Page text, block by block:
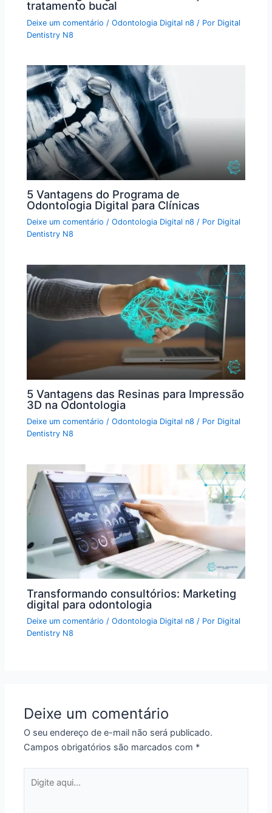
tratamento bucal
Deixe um comentário /Odontologia Digital n8 / Por Digital
Dentistry N8
5 Vantagens do Programa de
Odontologia Digital para Clínicas
Deixe um comentário /Odontologia Digital n8 / Por Digital
Dentistry N8
5 Vantagens das Resinas para Impressão
3D na Odontologia
Deixe um comentário /Odontologia Digital n8 / Por Digital
Dentistry N8
Transformando consultórios: Marketing
digital para odontologia
Deixe um comentário /Odontologia Digital n8 / Por Digital
Dentistry N8
Deixe um comentário
O seu endereço de e-mail não será publicado.
Campos obrigatórios são marcados com *
aqui...